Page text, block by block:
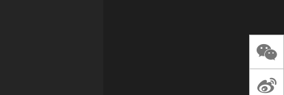
重庆一高校学生
死，官方通报：
刑案，网传遗体